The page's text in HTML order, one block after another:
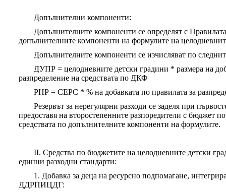
Допълнителни компоненти:
Допълнителните компоненти се определят с
допълнителните компоненти на формулите на
Допълнителните компоненти се изчисляват по
ДУПР = целодневните детски градини * размера на
разпределение на средствата по ДКФ
РНР = СЕРС * % на добавката по правилата за
Резервът за нерегулярни разходи се заделя при
предоставя на второстепенните разпоредители с бюджет
средствата по допълнителните компоненти на формулите.
II. Средства по бюджетите на целодневните детски
единни разходни стандарти:
1. Добавка за деца на ресурсно подпомагане,
ДДРПИЦДГ: